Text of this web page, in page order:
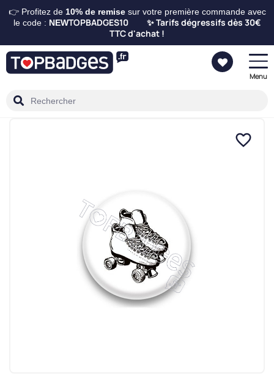
👉 Profitez de 10% de remisesur votre première commande avec
le code : NEWTOPBADGES10 ✨ Tarifs dégressifs dès 30€
TTC d'achat !
Menu
favorite_border